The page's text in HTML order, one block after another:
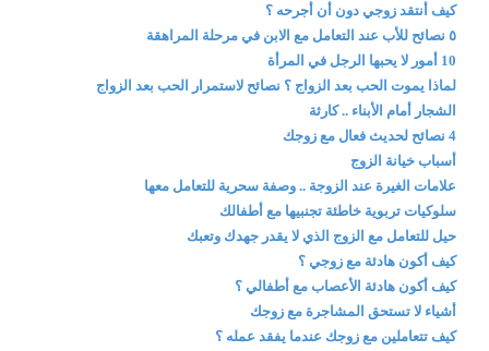
كيف أنتقد زوجي دون أن أجرحه ؟
٥ نصائح للأب عند التعامل مع الابن في مرحلة المراهقة
10 أمور لا يحبها الرجل في المرأة
لماذا يموت الحب بعد الزواج ؟ نصائح لاستمرار الحب بعد الزواج
الشجار أمام الأبناء .. كارثة
4 نصائح لحديث فعال مع زوجك
أسباب خيانة الزوج
علامات الغيرة عند الزوجة .. وصفة سحرية للتعامل معها
سلوكيات تربوية خاطئة تجنبيها مع أطفالك
حيل للتعامل مع الزوج الذي لا يقدر جهدك وتعبك
كيف أكون هادئة مع زوجي ؟
كيف أكون هادئة الأعصاب مع أطفالي ؟
أشياء لا تستحق المشاجرة مع زوجك
كيف تتعاملين مع زوجك عندما يفقد عمله ؟